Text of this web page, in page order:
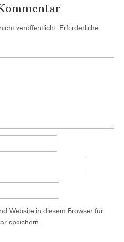
veröffentlicht. Erforderliche
Website in diesem Browser für
speichern.